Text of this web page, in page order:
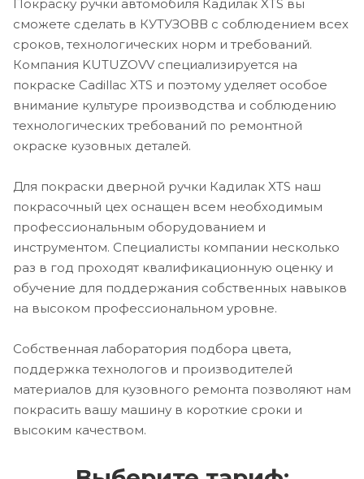
Покраску ручки автомобиля Кадилак XTS вы
сможете сделать в КУТУЗОВВ с соблюдением всех
сроков, технологических норм и требований.
Компания KUTUZOVV специализируется на
покраске Cadillac XTS и поэтому уделяет особое
внимание культуре производства и соблюдению
технологических требований по ремонтной
окраске кузовных деталей.
Для покраски дверной ручки Кадилак XTS наш
покрасочный цех оснащен всем необходимым
профессиональным оборудованием и
инструментом. Специалисты компании несколько
раз в год проходят квалификационную оценку и
обучение для поддержания собственных навыков
на высоком профессиональном уровне.
Собственная лаборатория подбора цвета,
поддержка технологов и производителей
материалов для кузовного ремонта позволяют нам
покрасить вашу машину в короткие сроки и
высоким качеством.